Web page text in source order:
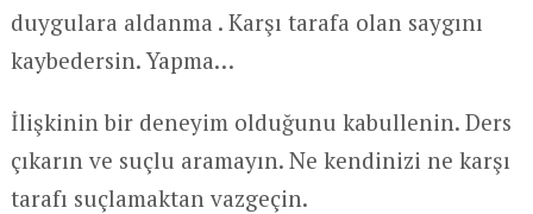
duygulara aldanma . Karşı tarafa olan saygını
kaybedersin. Yapma…
İlişkinin bir deneyim olduğunu kabullenin. Ders
çıkarın ve suçlu aramayın. Ne kendinizi ne karşı
tarafı suçlamaktan vazgeçin.